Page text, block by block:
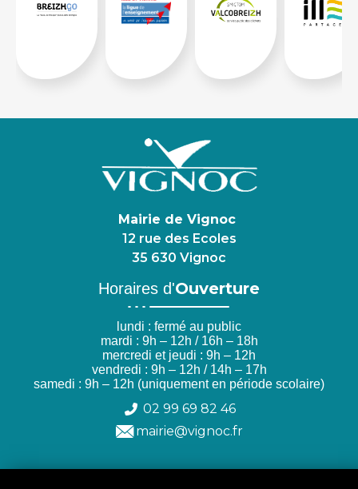
Mairie de Vignoc
12 rue des Ecoles
35 630 Vignoc
Horaires d'Ouverture
lundi : fermé au public
mardi : 9h – 12h / 16h – 18h
mercredi et jeudi : 9h – 12h
vendredi : 9h – 12h / 14h – 17h
samedi : 9h – 12h (uniquement en période scolaire)
02 99 69 82 46
mairie@vignoc.fr